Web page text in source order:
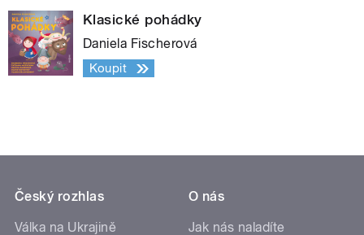
Klasické pohádky
Daniela Fischerová
Koupit
Český rozhlas
Válka na Ukrajině
O nás
Jak nás naladíte